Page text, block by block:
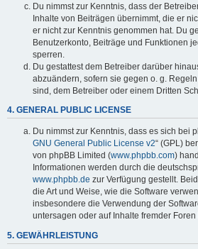
Du nimmst zur Kenntnis, dass der
Inhalte von Beiträgen übernimmt, die er
er nicht zur Kenntnis genommen hat. Du
Benutzerkonto, Beiträge und Funktionen
sperren.
Du gestattest dem Betreiber darüber
abzuändern, sofern sie gegen o. g.
sind, dem Betreiber oder einem Dritten
4. GENERAL PUBLIC LICENSE
Du nimmst zur Kenntnis, dass es sich bei
GNU General Public License v2“ (GPL)
von phpBB Limited (www.phpbb.com)
Informationen werden durch die
www.phpbb.de zur Verfügung gestellt.
die Art und Weise, wie die Software
insbesondere die Verwendung der
untersagen oder auf Inhalte fremder
5. GEWÄHRLEISTUNG